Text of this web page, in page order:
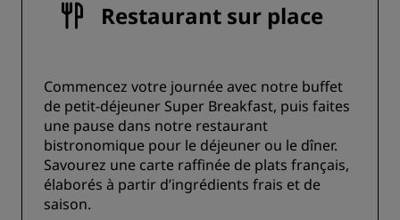
Restaurant sur place
Commencez votre journée avec notre buffet
de petit-déjeuner Super Breakfast, puis faites
une pause dans notre restaurant
bistronomique pour le déjeuner ou le dîner.
Savourez une carte raffinée de plats français,
élaborés à partir d’ingrédients frais et de
saison.